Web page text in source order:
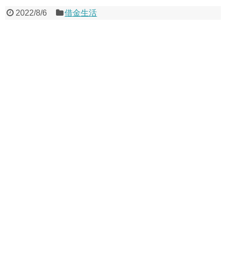
2022/8/6 借金生活